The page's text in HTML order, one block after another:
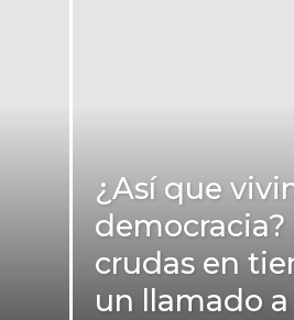
¿Así que
crudas en
un llamado